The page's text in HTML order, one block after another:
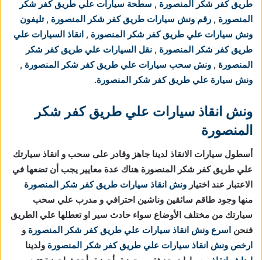
طريق كفر شكر المنصورة , سطحة سيارات علي طريق كفر شكر
المنصورة , رقم ونش سيارات طريق كفر شكر المنصورة ,تليفون
ونش سيارات علي طريق كفر شكر المنصورة , انقاذ السيارات علي
طريق كفر شكر المنصورة , نقل السيارات علي طريق كفر شكر
المنصورة , ونش سحب سيارات علي طريق كفر شكر المنصورة ,
ونش سيارة علي طريق كفر شكر المنصورة.
ونش انقاذ سيارات علي طريق كفر شكر
المنصورة
أسطول سيارات الانقاذ لدينا جاهز وقادر على سحب و انقاذ سيارتك
علي طريق كفر شكر المنصورة هناك عدة معايير يجب أن تضعها في
الاعتبار عند اختيار ونش انقاذ سيارات طريق كفر شكر المنصورة
منها وجود طاقم سائقين وناشين احترافي و مدرب علي سحب
سيارتك من مختلف الأوضاع سواء حادث سير او تعطلها علي الطريق
فنحن اسرع ونش انقاذ سيارات علي طريق كفر شكر المنصورة و
ارخص ونش انقاذ سيارات علي طريق كفر شكر المنصورة ولدينا